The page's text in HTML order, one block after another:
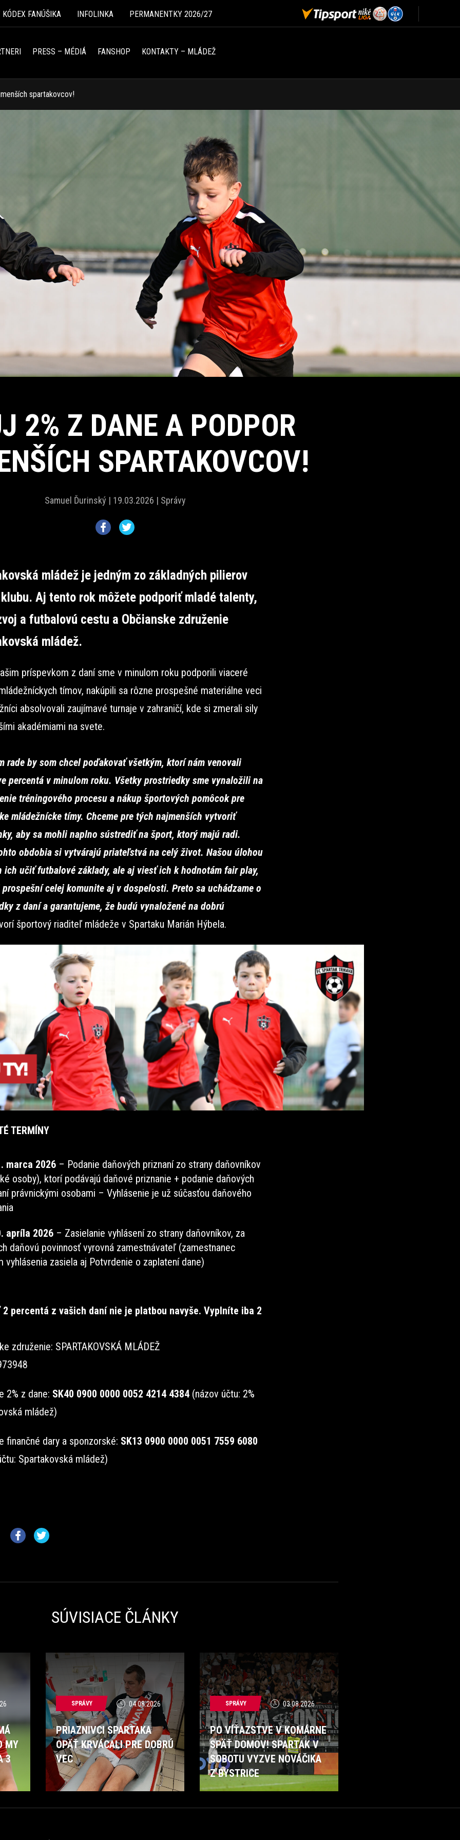
FANÚŠIKA INFOLINKA PERMANENTKY 2026/27
PRESS – MÉDIÁ FANSHOP KONTAKTY – MLÁDEŽ
spartakovcov!
2% Z DANE A PODPOR
SPARTAKOVCOV!
Samuel Ďurinský | 19.03.2026 | Správy
mládež je jedným zo základných pilierov
Aj tento rok môžete podporiť mladé talenty,
a futbalovú cestu a Občianske združenie
mládež.
príspevkom z daní sme v minulom roku podporili viaceré
tímov, nakúpili sa rôzne prospešné materiálne veci
absolvovali zaujímavé turnaje v zahraničí, kde si zmerali sily
akadémiami na svete.
rade by som chcel poďakovať všetkým, ktorí nám venovali
percentá v minulom roku. Všetky prostriedky sme vynaložili na
tréningového procesu a nákup športových pomôcok pre
mládežnícke tímy. Chceme pre tých najmenších vytvoriť
aby sa mohli naplno sústrediť na šport, ktorý majú radi.
obdobia si vytvárajú priateľstvá na celý život. Našou úlohou
ich učiť futbalové základy, ale aj viesť ich k hodnotám fair play,
celej komunite aj v dospelosti. Preto sa uchádzame o
z daní a garantujeme, že budú vynaložené na dobrú
športový riaditeľ mládeže v Spartaku Marián Hýbela.
TERMÍNY
marca 2026– Podanie daňových priznaní zo strany daňovníkov
osoby), ktorí podávajú daňové priznanie + podanie daňových
právnickými osobami – Vyhlásenie je už súčasťou daňového
apríla 2026– Zasielanie vyhlásení zo strany daňovníkov, za
daňovú povinnosť vyrovná zamestnávateľ (zamestnanec
vyhlásenia zasiela aj Potvrdenie o zaplatení dane)
2 percentá z vašich daní nie je platbou navyše. Vyplníte iba 2
združenie: SPARTAKOVSKÁ MLÁDEŽ
2% z dane: SK40 0900 0000 0052 4214 4384(názov účtu: 2%
mládež)
finančné dary a sponzorské: SK13 0900 0000 0051 7559 6080
Spartakovská mládež)
SÚVISIACE ČLÁNKY
MY
3
SPRÁVY 04.08.2026
PRIAZNIVCI SPARTAKA
OPÄŤ KRVÁCALI PRE DOBRÚ
VEC
SPRÁVY 03.08.2026
PO VÍŤAZSTVE V KOMÁRNE
SPÄŤ DOMOV! SPARTAK V
SOBOTU VYZVE NOVÁČIKA
Z BYSTRICE